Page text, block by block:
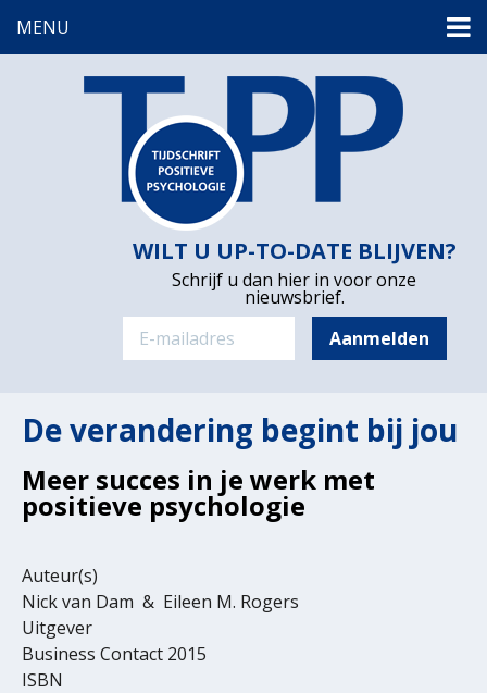
MENU
WILT U UP-TO-DATE BLIJVEN?
Schrijf u dan hier in voor onze
nieuwsbrief.
De verandering begint bij jou
Meer succes in je werk met
positieve psychologie
Auteur(s)
Nick van Dam & Eileen M. Rogers
Uitgever
Business Contact 2015
ISBN